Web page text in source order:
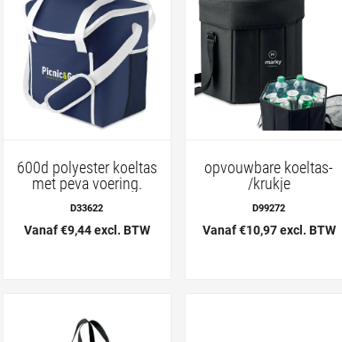
600d polyester koeltas
met peva voering.
D33622
Vanaf €9,44 excl. BTW
opvouwbare koeltas-
/krukje
D99272
Vanaf €10,97 excl. BTW